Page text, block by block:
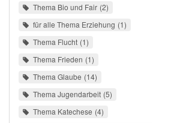
Thema Bio und Fair 2
für alle Thema Erziehung 1
Thema Flucht 1
Thema Frieden 1
Thema Glaube 14
Thema Jugendarbeit 5
Thema Katechese 4